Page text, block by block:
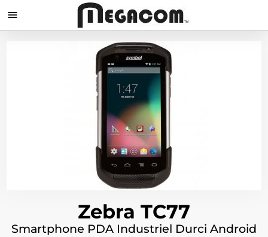

Zebra TC77
Smartphone PDA Industriel Durci Android